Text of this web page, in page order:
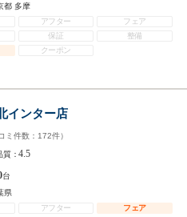
都 多摩
アフター
フェア
保証
整備
クーポン
インター店
ミ件数： 172件）
質：4.5
台
県
アフター
フェア